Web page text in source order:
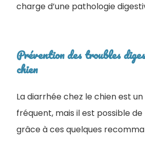
charge d’une pathologie
Prévention des troubles
chien
La diarrhée chez le chien est
fréquent, mais il est possible
grâce à ces quelques